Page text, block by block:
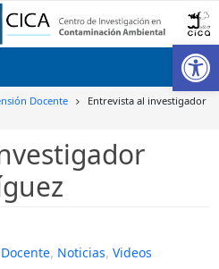
Docente
Entrevista al investigador
, Noticias,Videos